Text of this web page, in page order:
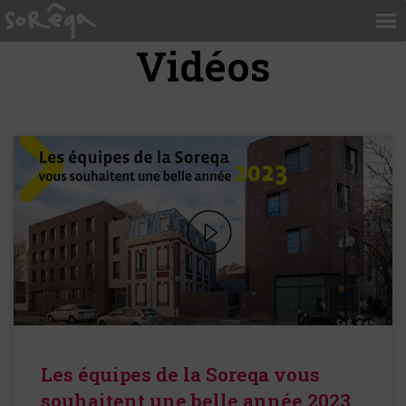
Vidéos
Les équipes de la Soreqa vous
souhaitent une belle année 2023